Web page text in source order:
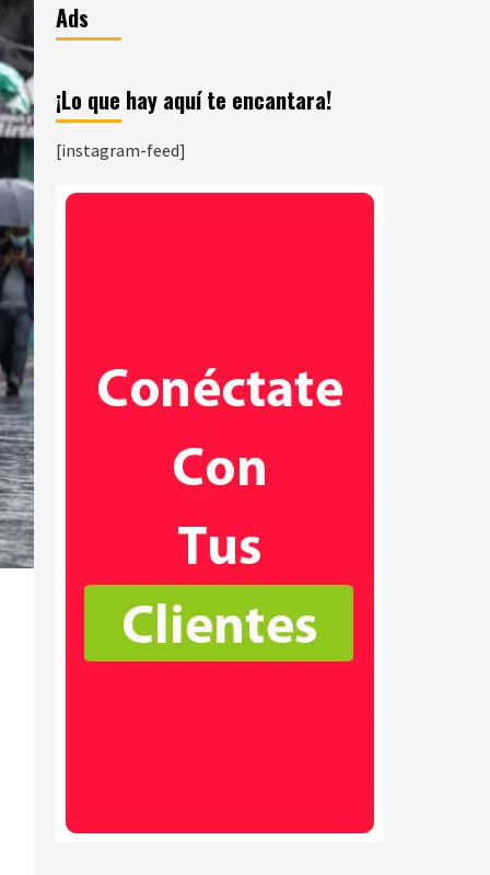
Ads
¡Lo que hay aquí te encantara!
[instagram-feed]